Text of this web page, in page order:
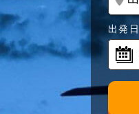
出発日